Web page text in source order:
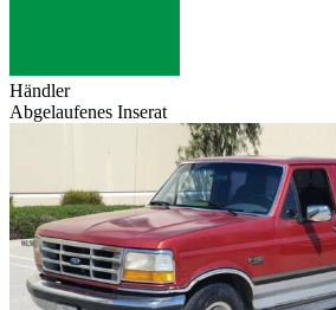
Händler
Abgelaufenes Inserat